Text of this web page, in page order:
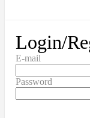
Login/
E-mail
Password